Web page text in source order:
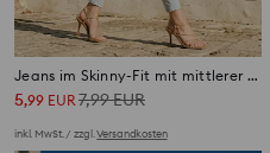
Jeans im Skinny-Fit mit mittlerer Leibhöhe
5,99 EUR 7,99EUR
inkl. MwSt. / zzgl.Versandkosten